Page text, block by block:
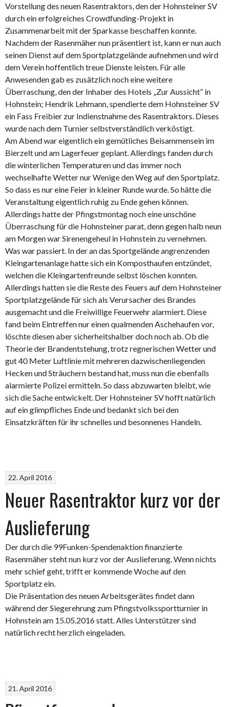
Vorstellung des neuen Rasentraktors, den der Hohnsteiner SV
durch ein erfolgreiches Crowdfunding-Projekt in
Zusammenarbeit mit der Sparkasse beschaffen konnte.
Nachdem der Rasenmäher nun präsentiert ist, kann er nun auch
seinen Dienst auf dem Sportplatzgelände aufnehmen und wird
dem Verein hoffentlich treue Dienste leisten. Für alle
Anwesenden gab es zusätzlich noch eine weitere
Überraschung, den der Inhaber des Hotels „Zur Aussicht“ in
Hohnstein; Hendrik Lehmann, spendierte dem Hohnsteiner SV
ein Fass Freibier zur Indienstnahme des Rasentraktors. Dieses
wurde nach dem Turnier selbstverständlich verköstigt.
Am Abend war eigentlich ein gemütliches Beisammensein im
Bierzelt und am Lagerfeuer geplant. Allerdings fanden durch
die winterlichen Temperaturen und das immer noch
wechselhafte Wetter nur Wenige den Weg auf den Sportplatz.
So dass es nur eine Feier in kleiner Runde wurde. So hätte die
Veranstaltung eigentlich ruhig zu Ende gehen können.
Allerdings hatte der Pfingstmontag noch eine unschöne
Überraschung für die Hohnsteiner parat, denn gegen halb neun
am Morgen war Sirenengeheul in Hohnstein zu vernehmen.
Was war passiert. In der an das Sportgelände angrenzenden
Kleingartenanlage hatte sich ein Komposthaufen entzündet,
welchen die Kleingartenfreunde selbst löschen konnten.
Allerdings hatten sie die Reste des Feuers auf dem Hohnsteiner
Sportplatzgelände für sich als Verursacher des Brandes
ausgemacht und die Freiwillige Feuerwehr alarmiert. Diese
fand beim Eintreffen nur einen qualmenden Aschehaufen vor,
löschte diesen aber sicherheitshalber doch noch ab. Ob die
Theorie der Brandentstehung, trotz regnerischen Wetter und
gut 40 Meter Luftlinie mit mehreren dazwischenliegenden
Hecken und Sträuchern bestand hat, muss nun die ebenfalls
alarmierte Polizei ermitteln. So dass abzuwarten bleibt, wie
sich die Sache entwickelt. Der Hohnsteiner SV hofft natürlich
auf ein glimpfliches Ende und bedankt sich bei den
Einsatzkräften für ihr schnelles und besonnenes Handeln.
22. April 2016
Neuer Rasentraktor kurz vor der
Auslieferung
Der durch die 99Funken-Spendenaktion finanzierte
Rasenmäher steht nun kurz vor der Auslieferung. Wenn nichts
mehr schief geht, trifft er kommende Woche auf den
Sportplatz ein.
Die Präsentation des neuen Arbeitsgerätes findet dann
während der Siegerehrung zum Pfingstvolkssportturnier in
Hohnstein am 15.05.2016 statt. Alles Unterstützer sind
natürlich recht herzlich eingeladen.
21. April 2016